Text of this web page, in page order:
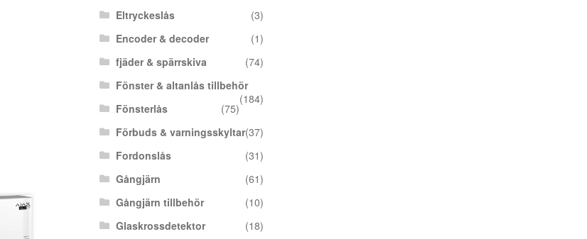
Eltryckeslås
(3)
Encoder & decoder
(1)
fjäder & spärrskiva
(74)
Fönster & altanlås tillbehör
(184)
Fönsterlås
(75)
Förbuds & varningsskyltar(37)
Fordonslås
(31)
Gångjärn
(61)
Gångjärn tillbehör
(10)
Glaskrossdetektor
(18)